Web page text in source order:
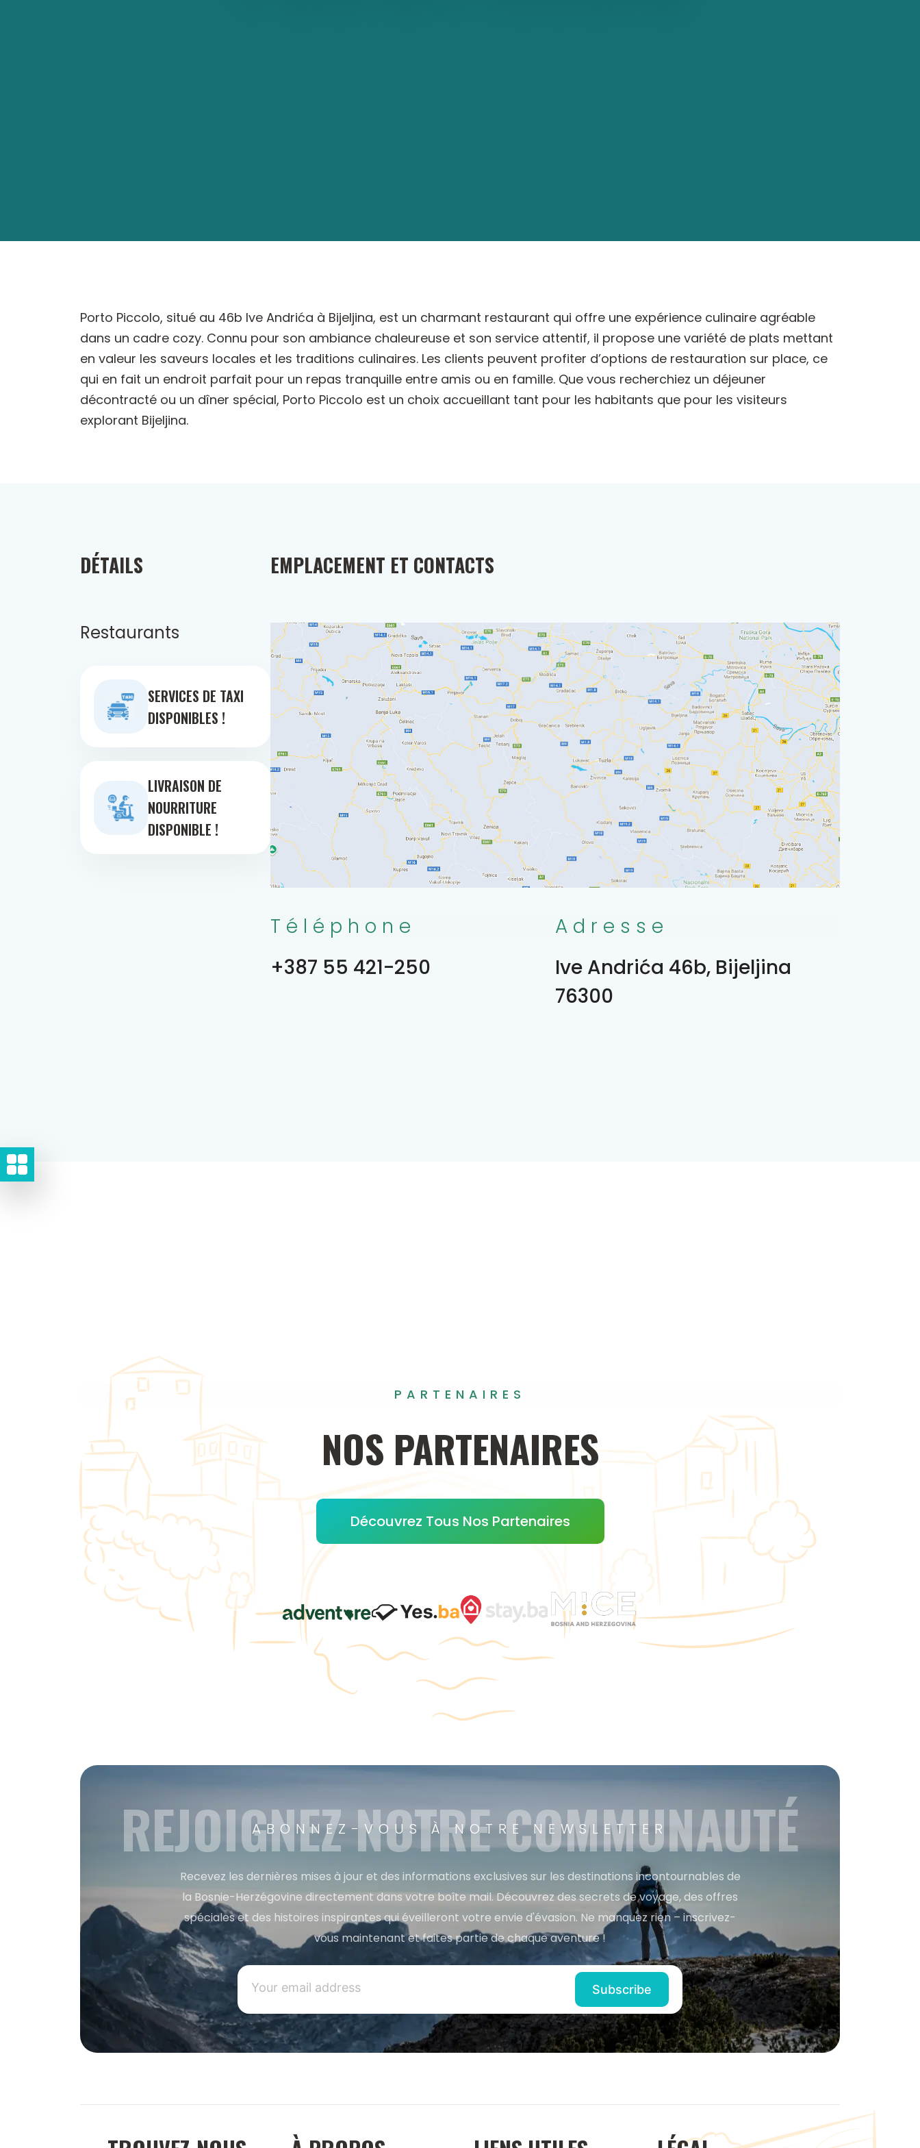
Porto Piccolo, situé au 46b Ive Andrića à Bijeljina, est un charmant restaurant qui offre une expérience culinaire agréable
dans un cadre cozy. Connu pour son ambiance chaleureuse et son service attentif, il propose une variété de plats mettant
en valeur les saveurs locales et les traditions culinaires. Les clients peuvent profiter d’options de restauration sur place, ce
qui en fait un endroit parfait pour un repas tranquille entre amis ou en famille. Que vous recherchiez un déjeuner
décontracté ou un dîner spécial, Porto Piccolo est un choix accueillant tant pour les habitants que pour les visiteurs
explorant Bijeljina.
DÉTAILS
Restaurants
SERVICES DE TAXI
DISPONIBLES !
LIVRAISON DE
NOURRITURE
DISPONIBLE !
EMPLACEMENT ET CONTACTS
Téléphone
+387 55 421-250
Adresse
Ive Andrića 46b, Bijeljina
76300
PARTENAIRES
NOS PARTENAIRES
Découvrez Tous Nos Partenaires
ABONNEZ-VOUS À NOTRE NEWSLETTER
REJOIGNEZ NOTRE COMMUNAUTÉ
Recevez les dernières mises à jour et des informations exclusives sur les destinations incontournables de
la Bosnie-Herzégovine directement dans votre boîte mail. Découvrez des secrets de voyage, des offres
spéciales et des histoires inspirantes qui éveilleront votre envie d'évasion. Ne manquez rien – inscrivez-
vous maintenant et faites partie de chaque aventure !